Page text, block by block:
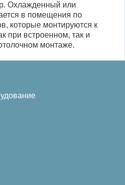
Охлажденный или
в помещения по
которые монтируются к
при встроенном, так и
монтаже.